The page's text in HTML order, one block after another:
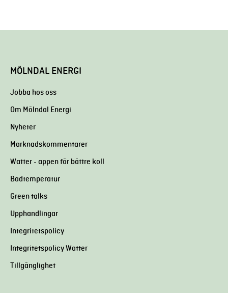
MÖLNDAL ENERGI
Jobba hos oss
Om Mölndal Energi
Nyheter
Marknadskommentarer
Watter - appen för bättre koll
Badtemperatur
Green talks
Upphandlingar
Integritetspolicy
Integritetspolicy Watter
Tillgänglighet